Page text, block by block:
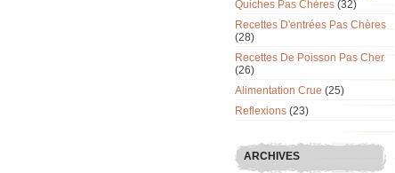
Quiches Pas Chères (32)
Recettes D'entrées Pas Chères
(28)
Recettes De Poisson Pas Cher
(26)
Alimentation Crue (25)
Reflexions (23)
ARCHIVES